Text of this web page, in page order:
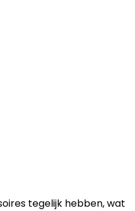
tegelijk hebben, wat